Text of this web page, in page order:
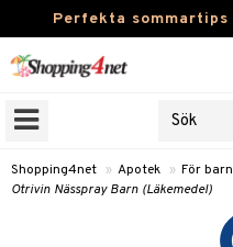
Perfekta sommartips
Skönhet
Kontaktlinser
Shopping4net » Apotek » För barn
Otrivin Nässpray Barn (Läkemedel)